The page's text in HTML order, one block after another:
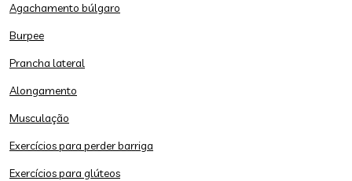
Agachamento búlgaro
Burpee
Prancha lateral
Alongamento
Musculação
Exercícios para perder barriga
Exercícios para glúteos